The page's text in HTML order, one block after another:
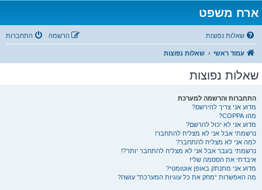
ארח משפט
שאלות נפוצות התחברות הרשמה
עמוד ראשי שאלות נפוצות
שאלות נפוצות
התחברות והרשמה למערכת
מדוע אני צריך להירשם?
מהו COPPA?
מדוע אני לא יכול להרשם?
נרשמתי אבל אני לא מצליח להתחבר!
למה אני לא מצליח להתחבר?
נרשמתי בעבר אבל אני לא מצליח להתחבר יותר?!
איבדתי את הססמה שלי!
מדוע אני מתנתק באופן אוטומטי?
מה האפשרות “מחק את כל עוגיות המערכת” עושה?